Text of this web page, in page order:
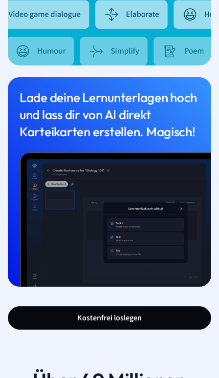
Lade deine Lernunterlagen hoch
und lass dir von AI direkt
Karteikarten erstellen. Magisch!
Kostenfrei loslegen